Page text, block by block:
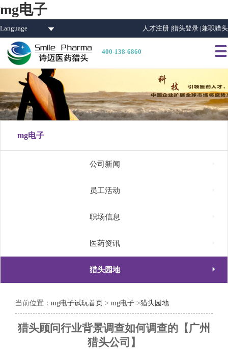
mg电子
Language 人才注册 |猎头登录 |兼职猎头
400-138-6860 
mg电子
公司新闻
员工活动
职场信息
医药资讯
猎头园地 
当前位置： mg电子试玩首页 > mg电子 >猎头园地
猎头顾问行业背景调查如何调查的【广州
猎头公司】